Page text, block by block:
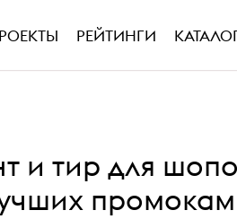
РЕЙТИНГИ
и тир для